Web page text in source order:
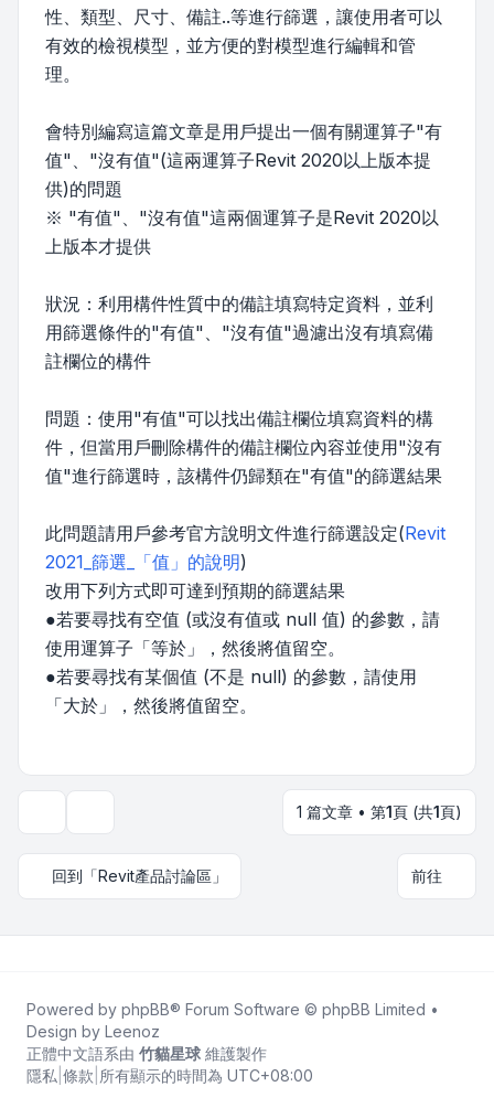
性、類型、尺寸、備註..等進行篩選，讓使用者可以
有效的檢視模型，並方便的對模型進行編輯和管
理。
會特別編寫這篇文章是用戶提出一個有關運算子"有
值"、"沒有值"(這兩運算子Revit 2020以上版本提
供)的問題
※ "有值"、"沒有值"這兩個運算子是Revit 2020以
上版本才提供
狀況：利用構件性質中的備註填寫特定資料，並利
用篩選條件的"有值"、"沒有值"過濾出沒有填寫備
註欄位的構件
問題：使用"有值"可以找出備註欄位填寫資料的構
件，但當用戶刪除構件的備註欄位內容並使用"沒有
值"進行篩選時，該構件仍歸類在"有值"的篩選結果
此問題請用戶參考官方說明文件進行篩選設定(Revit
2021_篩選_「值」的說明)
改用下列方式即可達到預期的篩選結果
●若要尋找有空值 (或沒有值或 null 值) 的參數，請
使用運算子「等於」，然後將值留空。
●若要尋找有某個值 (不是 null) 的參數，請使用
「大於」，然後將值留空。
1 篇文章 • 第1頁 (共1頁)
回到「Revit產品討論區」 前往
Powered by phpBB® Forum Software © phpBB Limited •
Design by Leenoz
正體中文語系由 竹貓星球 維護製作
隱私 條款 所有顯示的時間為 UTC+08:00